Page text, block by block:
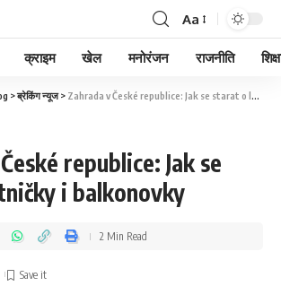
Aa
क्राइम खेल मनोरंजन राजनीति
>ब्रेकिंग न्यूज> Zahrada v České republice: Jak se starat o letničky i balkonovky
republice: Jak se
i balkonovky
2 Min Read